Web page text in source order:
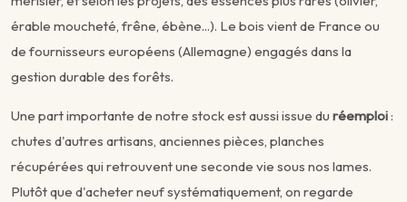
érable moucheté, frêne, ébène...). Le bois vient de France ou
de fournisseurs européens (Allemagne) engagés dans la
gestion durable des forêts.
Une part importante de notre stock est aussi issue du réemploi:
chutes d'autres artisans, anciennes pièces, planches
récupérées qui retrouvent une seconde vie sous nos lames.
Plutôt que d'acheter neuf systématiquement, on regarde